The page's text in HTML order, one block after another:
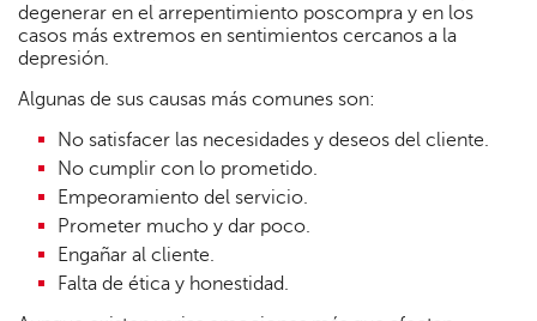
degenerar en el arrepentimiento poscompra y en los
casos más extremos en sentimientos cercanos a la
depresión.
Algunas de sus causas más comunes son:
No satisfacer las necesidades y deseos del cliente.
No cumplir con lo prometido.
Empeoramiento del servicio.
Prometer mucho y dar poco.
Engañar al cliente.
Falta de ética y honestidad.